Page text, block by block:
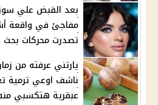
بعد القبض علي
مفاجئ في واقعة
تصدرت محركات
يارتني عرفته من
ناشف اوعي ترمية
عبقرية هتكسبي